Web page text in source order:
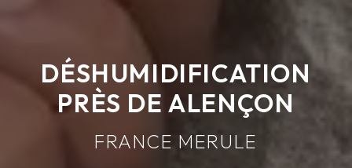
DÉSHUMIDIFICATION
PRÈS DE ALENÇON
FRANCE MERULE